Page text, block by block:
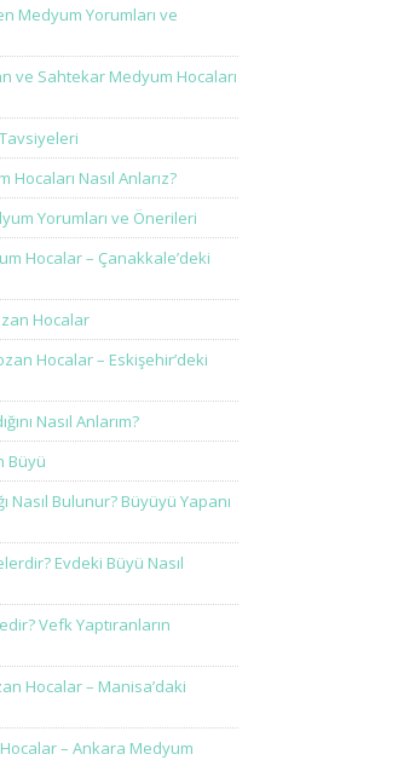
Medyum Yorumları ve
ve Sahtekar Medyum Hocaları
Nasıl Anlarız?
Yorumları ve Önerileri
Hocalar – Çanakkale’deki
Hocalar
Hocalar – Eskişehir’deki
Nasıl Anlarım?
Büyü
Nasıl Bulunur? Büyüyü Yapanı
Evdeki Büyü Nasıl
Vefk Yaptıranların
Hocalar – Manisa’daki
– Ankara Medyum